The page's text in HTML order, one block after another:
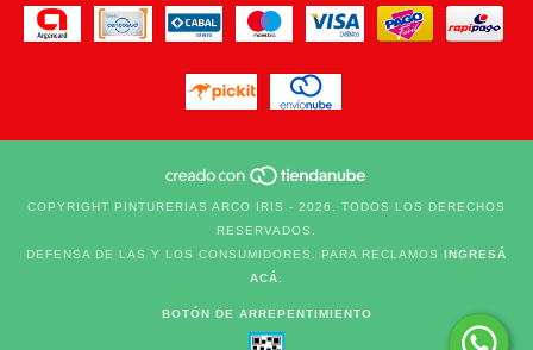
COPYRIGHT PINTURERIAS ARCO IRIS - 2026. TODOS LOS DERECHOS
RESERVADOS.
DEFENSA DE LAS Y LOS CONSUMIDORES. PARA RECLAMOS
INGRESÁ
ACÁ.
BOTÓN DE ARREPENTIMIENTO